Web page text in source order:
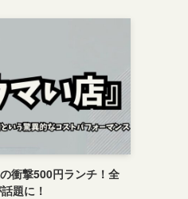
衝撃500円ランチ！全
題に！